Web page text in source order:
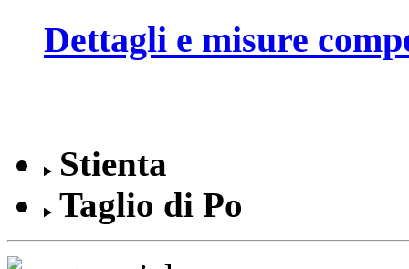
Dettagli e misure
Stienta
Taglio di Po